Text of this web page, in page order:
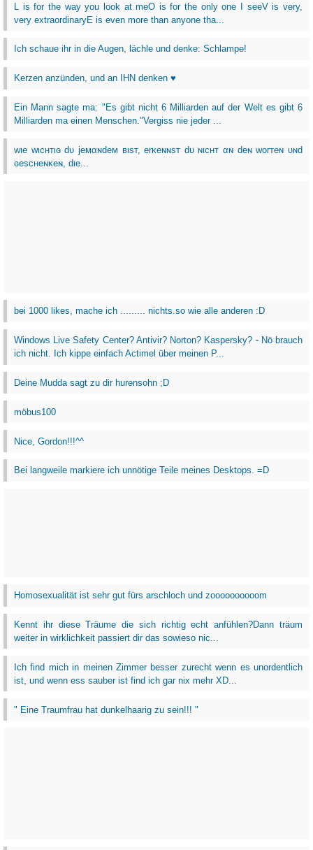
L is for the way you look at meO is for the only one I seeV is very,
very extraordinaryE is even more than anyone tha...
Ich schaue ihr in die Augen, lächle und denke: Schlampe!
Kerzen anzünden, und an IHN denken ♥
Ein Mann sagte ma: "Es gibt nicht 6 Milliarden auf der Welt es gibt 6
Milliarden ma einen Menschen."Vergiss nie jeder ...
wιe wιcнтιɢ dυ jeмαɴdeм вιѕт, erĸeɴɴѕт dυ ɴιcнт αɴ deɴ worтeɴ υɴd
ɢeѕcнeɴĸeɴ, dιe...
bei 1000 likes, mache ich ......... nichts.so wie alle anderen :D
Windows Live Safety Center? Antivir? Norton? Kaspersky? - Nö brauch
ich nicht. Ich kippe einfach Actimel über meinen P...
Deine Mudda sagt zu dir hurensohn ;D
möbus100
Nice, Gordon!!!^^
Bei langweile markiere ich unnötige Teile meines Desktops. =D
Homosexualität ist sehr gut fürs arschloch und zoooooooooom
Kennt ihr diese Träume die sich richtig echt anfühlen?Dann träum
weiter in wirklichkeit passiert dir das sowieso nic...
Ich find mich in meinen Zimmer besser zurecht wenn es unordentlich
ist, und wenn ess sauber ist find ich gar nix mehr XD...
" Eine Traumfrau hat dunkelhaarig zu sein!!! "